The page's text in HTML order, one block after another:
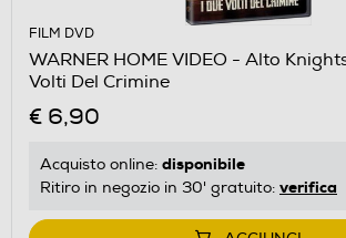
FILM DVD
WARNER HOME VIDEO - Alto
Volti Del Crimine
€ 6,90
Acquisto online: disponibile
Ritiro in negozio in 30' gratuito: verifica